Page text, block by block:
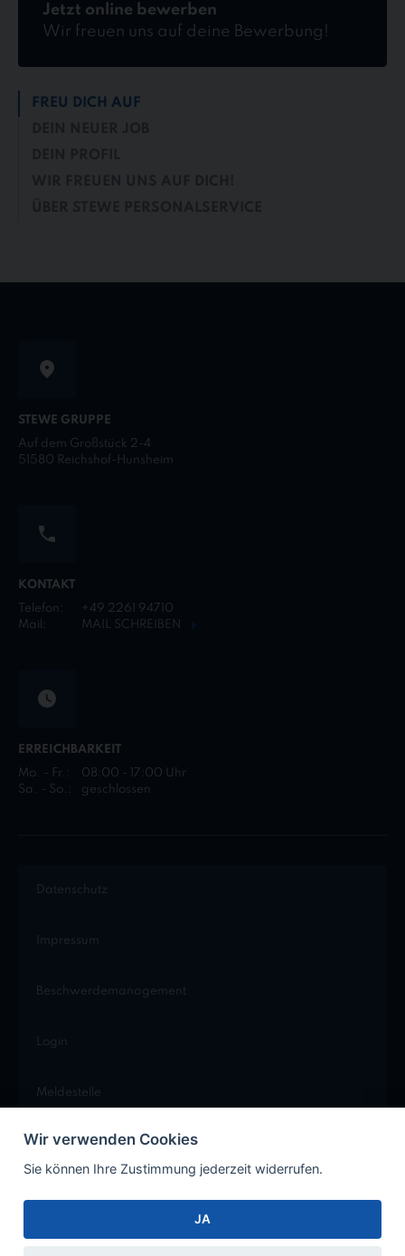
Jetzt online bewerben
Wir freuen uns auf deine Bewerbung!
FREU DICH AUF
STEWE GRUPPE
Auf dem Großstück 2-4
51580 Reichshof-Hunsheim
KONTAKT
Telefon:
+49 2261 94710
Mail:
MAIL SCHREIBEN
ERREICHBARKEIT
Mo. - Fr.:
08:00 - 17:00 Uhr
Sa. - So.:
geschlossen
Datenschutz
Impressum
Beschwerdemanagement
Login
Meldestelle
Cookie Einstellungen
Wir verwenden Cookies
Sie können Ihre Zustimmung jederzeit widerrufen.
JA